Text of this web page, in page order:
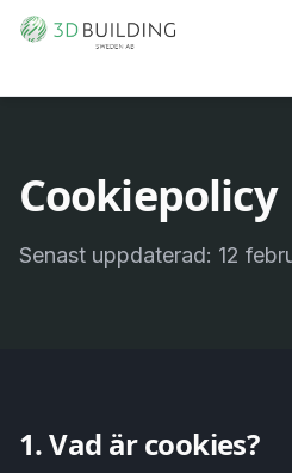
Cookiepolicy
Senast uppdaterad: 12
1. Vad är cookies?